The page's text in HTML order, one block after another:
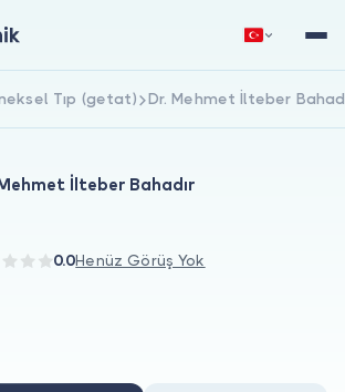
Giriş Yap
Tıp (getat) Dr. Mehmet İlteber
İlteber Bahadır
0.0Henüz Görüş Yok